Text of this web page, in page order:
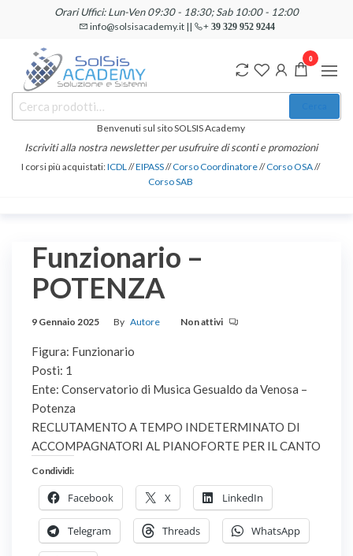
contenuto
Orari Uffici: Lun-Ven 09:30 - 18:30; Sab 10:00 - 12:00
info@solsisacademy.it || + 39 329 952 9244
SOLSIS
Academy
Corsi e
Certificazioni
Linguistiche
Benvenuti sul sito SOLSIS Academy
Iscriviti alla nostra newsletter per usufruire di sconti e promozioni
I corsi più acquistati:ICDL//EIPASS//Corso Coordinatore//Corso OSA//
Corso SAB
0
Funzionario –
POTENZA
9 Gennaio 2025 By Autore Non attivi
Figura: Funzionario
Posti: 1
Ente: Conservatorio di Musica Gesualdo da Venosa –
Potenza
RECLUTAMENTO A TEMPO INDETERMINATO DI
ACCOMPAGNATORI AL PIANOFORTE PER IL CANTO
Condividi:
Facebook X LinkedIn
Telegram Threads WhatsApp